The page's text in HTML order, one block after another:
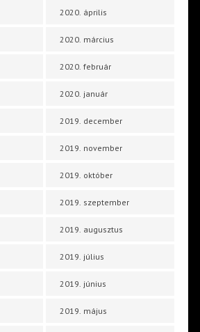
2020. április
2020. március
2020. február
2020. január
2019. december
2019. november
2019. október
2019. szeptember
2019. augusztus
2019. július
2019. június
2019. május